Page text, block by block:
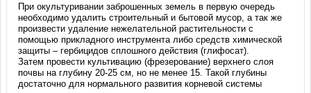
При окультуривании заброшенных земель в первую очередь
необходимо удалить строительный и бытовой мусор, а так же
произвести удаление нежелательной растительности с
помощью прикладного инструмента либо средств химической
защиты – гербицидов сплошного действия (глифосат).
Затем провести культивацию (фрезерование) верхнего слоя
почвы на глубину 20-25 см, но не менее 15. Такой глубины
достаточно для нормального развития корневой системы